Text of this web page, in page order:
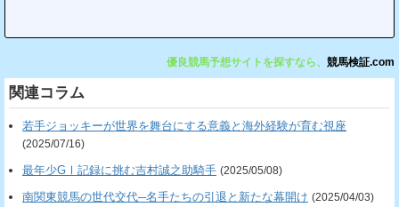
優良競馬予想サイトを探すなら、 競馬検証.com
関連コラム
若手ジョッキーが世界を舞台にする意義と海外経験が育む視座
(2025/07/16)
最年少GⅠ記録に挑む吉村誠之助騎手 (2025/05/08)
南関東競馬の世代交代─名手たちの引退と新たな幕開け (2025/04/03)